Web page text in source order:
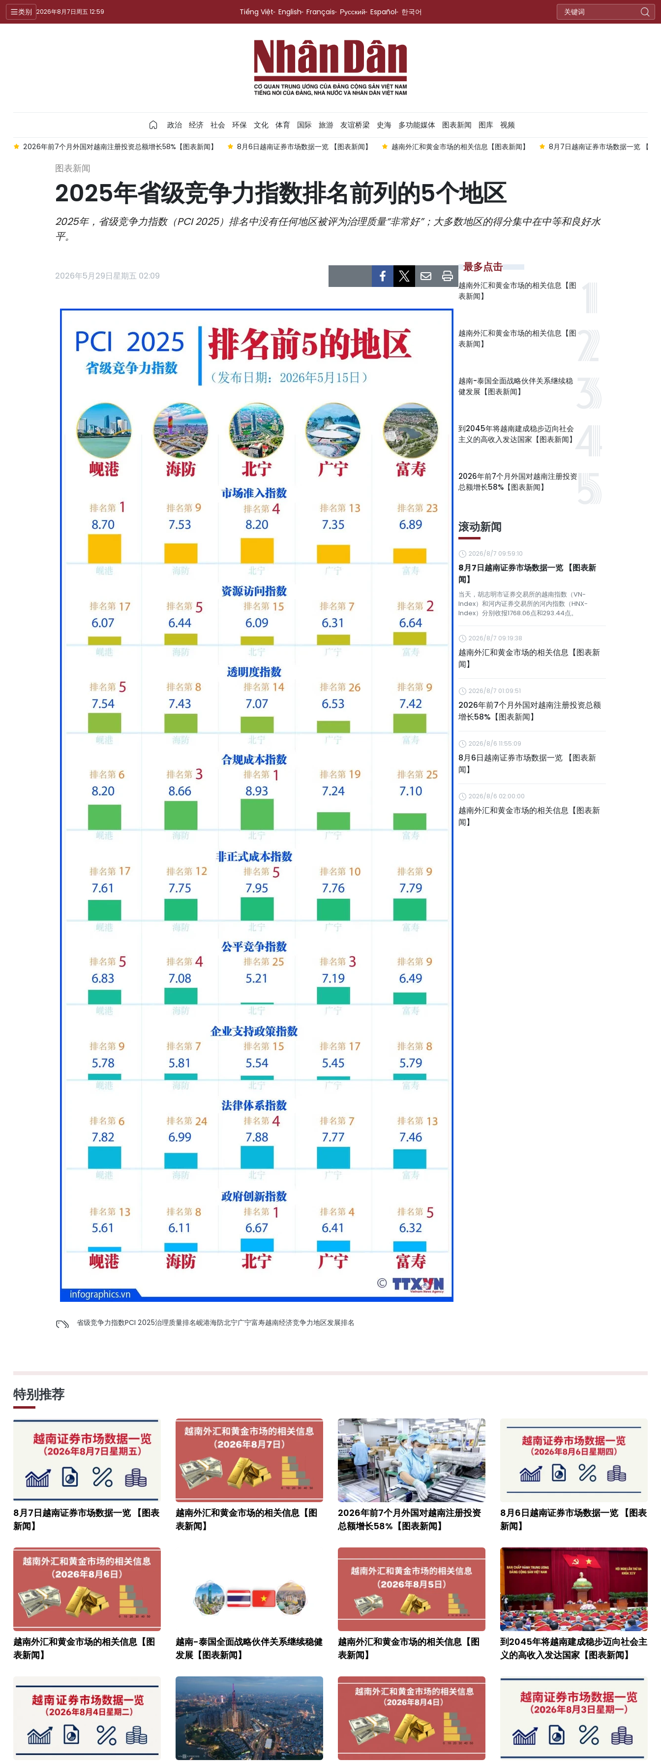
类别 2026年8月7日周五 12:59 Tiếng Việt English Français Русский Español 한국어
政治 经济 社会 环保 文化 体育 国际 旅游 友谊桥梁 史海 多功能媒体 图表新闻 图库 视频
2026年前7个月外国对越南注册投资总额增长58%【图表新闻】 8月6日越南证券市场数据一览 【图表新闻】 越南外汇和黄金市场的相关信息【图表新闻】 8月7日越南证券市场数据一览 【图
图表新闻
2025年省级竞争力指数排名前列的5个地区
2025年，省级竞争力指数（PCI 2025）排名中没有任何地区被评为治理质量“非常好”；大多数地区的得分集中在中等和良好水
平。
2026年5月29日星期五 02:09
省级竞争力指数PCI 2025治理质量排名岘港海防北宁广宁富寿越南经济竞争力地区发展排名
最多点击
越南外汇和黄金市场的相关信息【图
表新闻】
越南外汇和黄金市场的相关信息【图
表新闻】
越南-泰国全面战略伙伴关系继续稳
健发展【图表新闻】
到2045年将越南建成稳步迈向社会
主义的高收入发达国家【图表新闻】
2026年前7个月外国对越南注册投资
总额增长58%【图表新闻】
滚动新闻
2026/8/7 09:59:10
8月7日越南证券市场数据一览 【图表新
闻】
当天，胡志明市证券交易所的越南指数（VN-
Index）和河内证券交易所的河内指数（HNX-
Index）分别收报1768.06点和293.44点。
2026/8/7 09:19:38
越南外汇和黄金市场的相关信息【图表新
闻】
2026/8/7 01:09:51
2026年前7个月外国对越南注册投资总额
增长58%【图表新闻】
2026/8/6 11:55:09
8月6日越南证券市场数据一览 【图表新
闻】
2026/8/6 02:00:00
越南外汇和黄金市场的相关信息【图表新
闻】
特别推荐
8月7日越南证券市场数据一览 【图表
新闻】
越南外汇和黄金市场的相关信息【图
表新闻】
2026年前7个月外国对越南注册投资
总额增长58%【图表新闻】
8月6日越南证券市场数据一览 【图表
新闻】
越南外汇和黄金市场的相关信息【图
表新闻】
越南-泰国全面战略伙伴关系继续稳健
发展【图表新闻】
越南外汇和黄金市场的相关信息【图
表新闻】
到2045年将越南建成稳步迈向社会主
义的高收入发达国家【图表新闻】